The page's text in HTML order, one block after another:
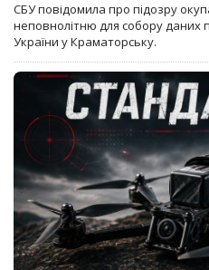
СБУ повідомила про підозру
неповнолітню для собору даних
України у Краматорську.